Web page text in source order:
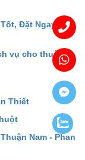
Đặt Ngay |
vụ cho thuê xe
Thiết
Nam - Phan